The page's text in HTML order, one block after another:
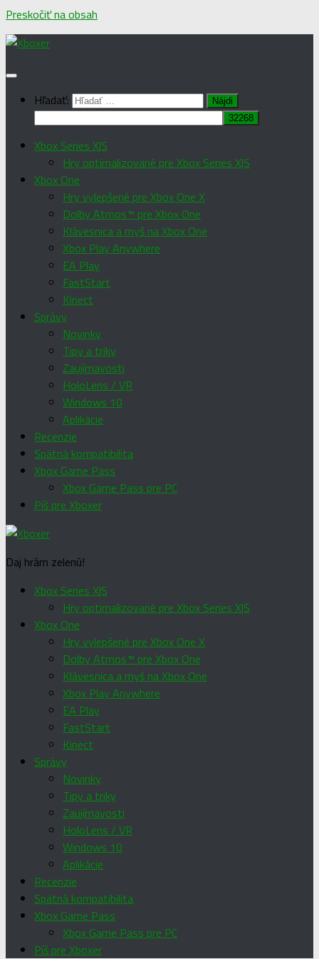
Preskočiť na obsah
Hľadať:
Xbox Series X|S
Hry optimalizované pre Xbox Series X|S
Xbox One
Hry vylepšené pre Xbox One X
Dolby Atmos™ pre Xbox One
Klávesnica a myš na Xbox One
Xbox Play Anywhere
EA Play
FastStart
Kinect
Správy
Novinky
Tipy a triky
Zaujímavosti
HoloLens / VR
Windows 10
Aplikácie
Recenzie
Spätná kompatibilita
Xbox Game Pass
Xbox Game Pass pre PC
Píš pre Xboxer
Daj hrám zelenú!
Xbox Series X|S
Hry optimalizované pre Xbox Series X|S
Xbox One
Hry vylepšené pre Xbox One X
Dolby Atmos™ pre Xbox One
Klávesnica a myš na Xbox One
Xbox Play Anywhere
EA Play
FastStart
Kinect
Správy
Novinky
Tipy a triky
Zaujímavosti
HoloLens / VR
Windows 10
Aplikácie
Recenzie
Spätná kompatibilita
Xbox Game Pass
Xbox Game Pass pre PC
Píš pre Xboxer